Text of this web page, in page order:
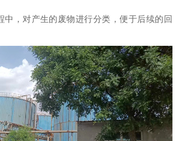
中，对产生的废物进行分类，便于后续的回